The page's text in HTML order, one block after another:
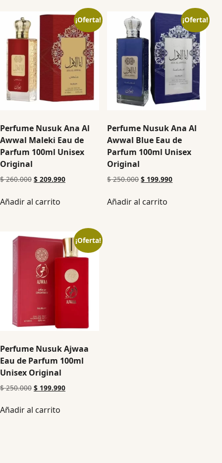
¡Oferta!
Perfume Nusuk Ana Al
Awwal Maleki Eau de
Parfum 100ml Unisex
Original
$260.000 $ 209.990
Añadir al carrito
¡Oferta!
Perfume Nusuk Ana Al
Awwal Blue Eau de
Parfum 100ml Unisex
Original
$250.000 $ 199.990
Añadir al carrito
¡Oferta!
Perfume Nusuk Ajwaa
Eau de Parfum 100ml
Unisex Original
$250.000 $ 199.990
Añadir al carrito